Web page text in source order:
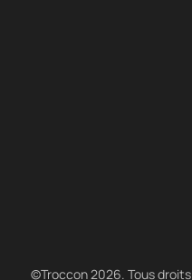
©Troccon 2026. Tous droits